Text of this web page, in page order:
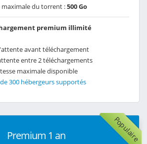
maximale du torrent :500 Go
premium illimité
avant téléchargement
entre 2 téléchargements
maximale disponible
300 hébergeurs supportés
Populaire
Premium 1 an